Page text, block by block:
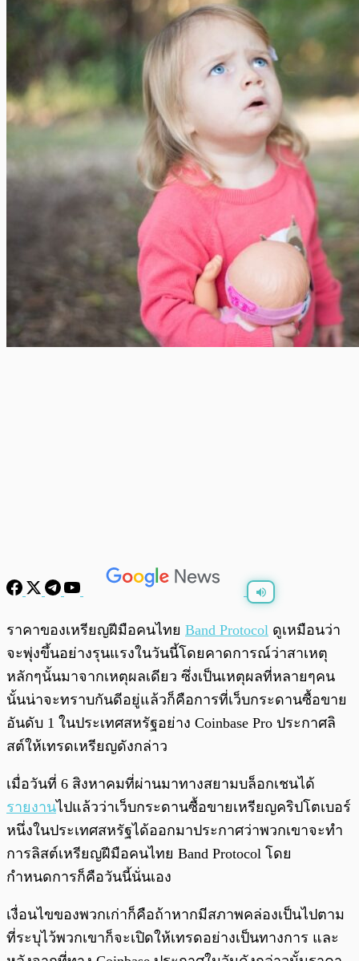
พร้อมเล่น /0:00
ราคาของเหรียญฝีมือคนไทย Band Protocol ดูเหมือนว่า
จะพุ่งขึ้นอย่างรุนแรงในวันนี้โดยคาดการณ์ว่าสาเหตุ
หลักๆนั้นมาจากเหตุผลเดียว ซึ่งเป็นเหตุผลที่หลายๆคน
นั้นน่าจะทราบกันดีอยู่แล้วก็คือการที่เว็บกระดานซื้อขาย
อันดับ 1 ในประเทศสหรัฐอย่าง Coinbase Pro ประกาศลิ
สต์ให้เทรดเหรียญดังกล่าว
เมื่อวันที่ 6 สิงหาคมที่ผ่านมาทางสยามบล็อกเชนได้
รายงานไปแล้วว่าเว็บกระดานซื้อขายเหรียญคริปโตเบอร์
หนึ่งในประเทศสหรัฐได้ออกมาประกาศว่าพวกเขาจะทำ
การลิสต์เหรียญฝีมือคนไทย Band Protocol โดย
กำหนดการก็คือวันนี้นั่นเอง
เงื่อนไขของพวกเก่าก็คือถ้าหากมีสภาพคล่องเป็นไปตาม
ที่ระบุไว้พวกเขาก็จะเปิดให้เทรดอย่างเป็นทางการ และ